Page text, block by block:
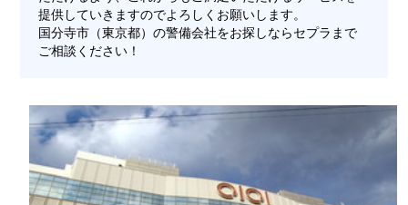
提供していきますのでよろしくお願いします。
国分寺市（東京都）の警備会社をお探しならセプラまで
ご相談ください！